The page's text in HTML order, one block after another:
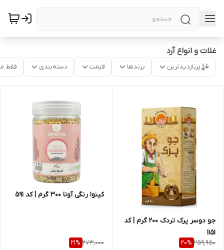
غلات و انواع آرد
پربازدیدترین برندها قیمت دسته‌بندی فقط
جو دوسر پرک تردک 200 گرم | کد
1151
259,950
20%
کینوا رنگی آونا 300 گرم | کد 591
273,000
21%